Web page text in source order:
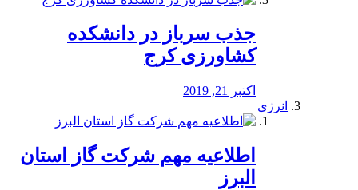
جذب سرباز در دانشکده
کشاورزی کرج
اکتبر 21, 2019
انرژی
️اطلاعیه مهم شرکت گاز استان
البرز